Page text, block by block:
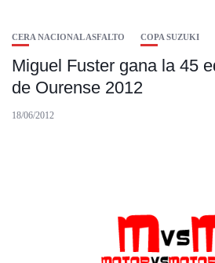
CERA NACIONAL ASFALTO COPA SUZUKI
Miguel Fuster gana la 45
de Ourense 2012
18/06/2012